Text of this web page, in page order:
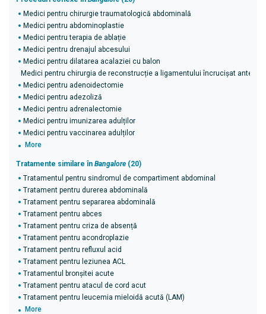
Medici pentru chirurgie traumatologică abdominală
Medici pentru abdominoplastie
Medici pentru terapia de ablație
Medici pentru drenajul abcesului
Medici pentru dilatarea acalaziei cu balon
Medici pentru chirurgia de reconstrucție a ligamentului încrucișat anterior
Medici pentru adenoidectomie
Medici pentru adezoliză
Medici pentru adrenalectomie
Medici pentru imunizarea adulților
Medici pentru vaccinarea adulților
More
Tratamente similare în Bangalore (20)
Tratamentul pentru sindromul de compartiment abdominal
Tratament pentru durerea abdominală
Tratament pentru separarea abdominală
Tratament pentru abces
Tratament pentru criza de absență
Tratament pentru acondroplazie
Tratament pentru refluxul acid
Tratament pentru leziunea ACL
Tratamentul bronșitei acute
Tratament pentru atacul de cord acut
Tratament pentru leucemia mieloidă acută (LAM)
More